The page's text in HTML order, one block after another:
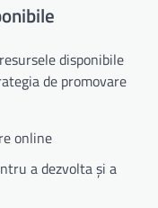
disponibile
de promovare
online
a dezvolta și a